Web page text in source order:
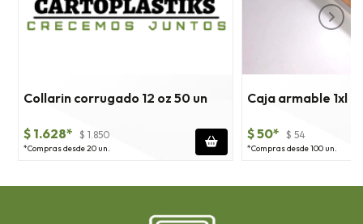
Collarin corrugado 12 oz 50 un
$ 1.628* $ 1.850
*Compras desde 20 un.
Caja armable 1xl
$ 50* $ 54
*Compras desde 100 un.